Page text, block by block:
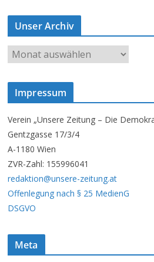
Unser Archiv
U
n
s
A
r
c
h
i
v
Impressum
Verein „Unsere Zeitung – Die
Gentzgasse 17/3/4
A-1180 Wien
ZVR-Zahl: 155996041
redaktion@unsere-zeitung.at
Offenlegung nach § 25 MedienG
DSGVO
Meta